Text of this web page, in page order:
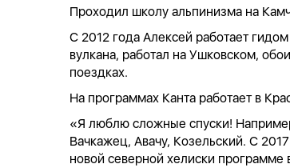
Проходил школу альпинизма на
С 2012 года Алексей работает
вулкана, работал на Ушковском,
поездках.
На программах Канта работает в
«Я люблю сложные спуски!
Вачкажец, Авачу, Козельский. С
новой северной хелиски программе